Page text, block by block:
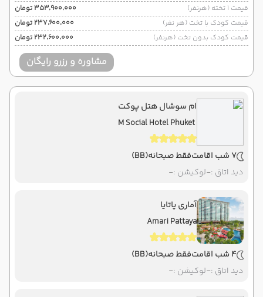
قیمت 1 تخته (هرنفر)
۳۵۳٬۹۰۰٬۰۰۰ تومان
قیمت کودک با تخت (هر نفر)
۲۳۷٬۶۰۰٬۰۰۰ تومان
قیمت کودک بدون تخت (هرنفر)
۲۳۲٬۶۰۰٬۰۰۰ تومان
مشاوره و رزرو رایگان
ام سوشال هتل پوکت
M Social Hotel Phuket
7 شب اقامت فقط صبحانه(BB)
دید اتاق :-لوکیشن :-
آماری پاتایا
Amari Pattaya
4 شب اقامت فقط صبحانه(BB)
دید اتاق :-لوکیشن :-